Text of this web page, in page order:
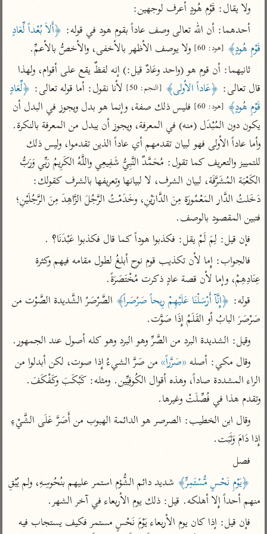
جمع الأقوال
تفسير ابن الجوزي
تفسير الماوردي
منتقاة
تفسير ابن القيم
تفسير ابن تيمية
عامّة
تفسير السمعاني
تفسير مكّي
محاسن التأويل
للقاسمي
تفسير الثعالبي
تفسير السمرقندي
تفسير الثعلبي
تفسير الرازي
أخرى
أضواء البيان
نظم الدرر للبقاعي
لغة وبلاغة
التحرير والتنوير
المحرر الوجيز لابن
عطية
حيان
البسيط للواحدي
تفسير أبي السعود
الكشاف للزمخشري
تفسير ابن عثيمين
مركَّزة العبارة
تفسير الجلالين
جامع البيان للإيجي
تفسير البيضاوي
تفسير النسفي
الوجيز للواحدي
تفسير ابن أبي زمنين
موسوعة التفسير
المأثور
تفسير ابن أبي حاتم
تفسير قتادة
اشترك لتصلك أخبار مشاريعنا
راسلنا تليجرام •
تعليمات• عن الباحث القرآني
ولا يقال: قَوْم هُودٍ أعرف لوجهين:
أحدهما: أن الله تعالى وصف عاداً بقوم هود في قوله:
قَوْمِ هُودٍ﴾ [هود: 60]
ولا يوصف الأظهر بالأخفى، والأخصُّ بالأعمِّ.
قال تعالى: ﴿عَاداً الأولى﴾ [النجم: 50] لأنا نقول: أما قوله تعالى:
قَوْمِ هُودٍ﴾ [هود: 60]
فتبين المقصود بالوصف.
فإن قيل: لِمَ لَمْ يقل: فكذبوا هوداً كما قال فكذبوا عَبْدَنَا؟ .
عِنَادِهِمْ، وإما لأن قصة عادٍ ذكرت مُخْتَصَرَةً.
قوله: ﴿إِنَّآ أَرْسَلْنَا عَلَيْهِمْ رِيحاً صَرْصَراً﴾
صَرْصَرَ البابُ أو القَلَمُ إِذَا صَوَّت.
وقيل: الشديدة البرد من الصَّرِّ وهو البرد وهو كله أصول عند الجمهور.
وقال مكي: أصله «صَرَّراً»
وتقدم هذا في فُصِّلَتْ وغيرها.
إِذا دَامَ وَثَبَت.
فصل
﴿يَوْمِ نَحْسٍ مُّسْتَمِرٍّ﴾
منهم أحداً إِلا أهلكه. قيل: ذلك يوم الأربعاء في آخر الشهر.